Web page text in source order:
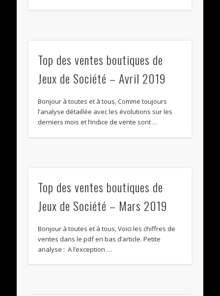
Top des ventes boutiques de
Jeux de Société – Avril 2019
Bonjour à toutes et à tous, Comme toujours
l’analyse détaillée avec les évolutions sur les
derniers mois et l’indice de vente sont …
Top des ventes boutiques de
Jeux de Société – Mars 2019
Bonjour à toutes et à tous, Voici les chiffres de
ventes dans le pdf en bas d’article. Petite
analyse : A l’exception …